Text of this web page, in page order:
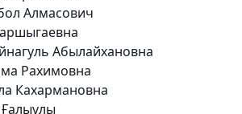
Алмасович
Абылайхановна
Рахимовна
Кахармановна